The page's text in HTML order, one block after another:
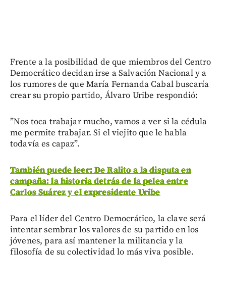
Frente a la posibilidad de que miembros del Centro
Democrático decidan irse a Salvación Nacional y a
los rumores de que María Fernanda Cabal buscaría
crear su propio partido, Álvaro Uribe respondió:
”Nos toca trabajar mucho, vamos a ver si la cédula
me permite trabajar. Si el viejito que le habla
todavía es capaz”.
También puede leer: De Ralito a la disputa en
campaña: la historia detrás de la pelea entre
Carlos Suárez y el expresidente Uribe
Para el líder del Centro Democrático, la clave será
intentar sembrar los valores de su partido en los
jóvenes, para así mantener la militancia y la
filosofía de su colectividad lo más viva posible.